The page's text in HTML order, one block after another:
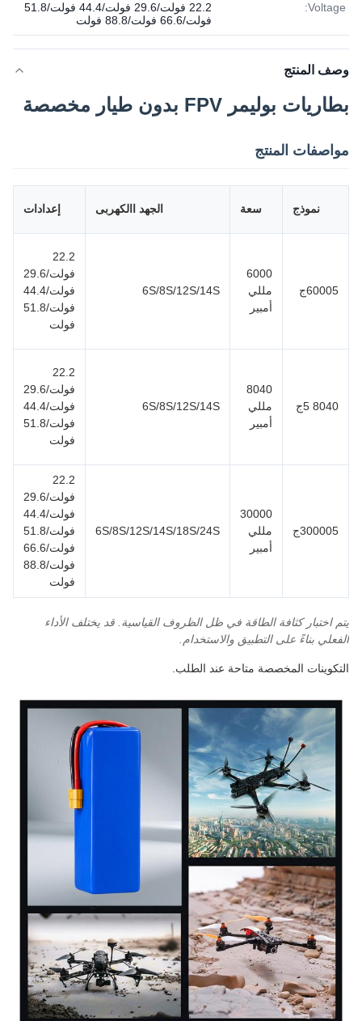
Voltage:
22.2 فولت/29.6 فولت/44.4 فولت/51.8
فولت/66.6 فولت/88.8 فولت
وصف المنتج
بطاريات بوليمر FPV بدون طيار مخصصة
مواصفات المنتج
نموذج سعة الجهد االكهربى إعدادات
60005ج
6000
مللي
أمبير
6S/8S/12S/14S
22.2
فولت/29.6
فولت/44.4
فولت/51.8
فولت
8040 5ج
8040
مللي
أمبير
6S/8S/12S/14S
22.2
فولت/29.6
فولت/44.4
فولت/51.8
فولت
300005ج
30000
مللي
أمبير
6S/8S/12S/14S/18S/24S
22.2
فولت/29.6
فولت/44.4
فولت/51.8
فولت/66.6
فولت/88.8
فولت
يتم اختبار كثافة الطاقة في ظل الظروف القياسية. قد يختلف الأداء
الفعلي بناءً على التطبيق والاستخدام.
التكوينات المخصصة متاحة عند الطلب.